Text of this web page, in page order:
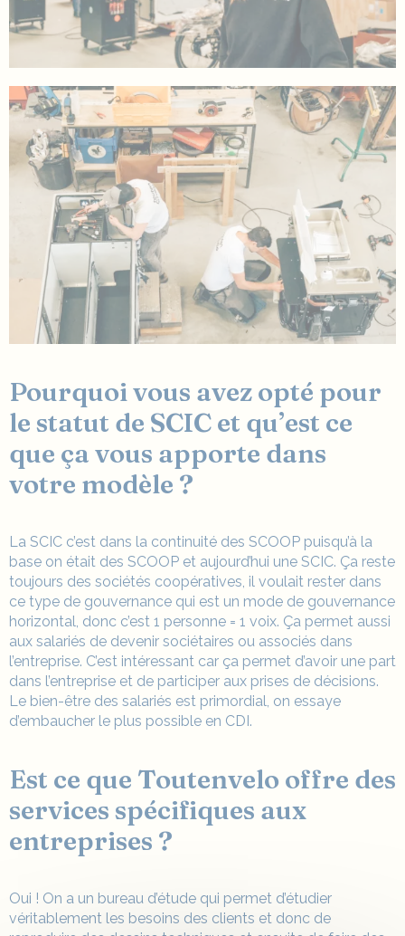
Pourquoi vous avez opté pour
le statut de SCIC et qu’est ce
que ça vous apporte dans
votre modèle ?
La SCIC c’est dans la continuité des SCOOP puisqu’à la
base on était des SCOOP et aujourd’hui une SCIC. Ça reste
toujours des sociétés coopératives, il voulait rester dans
ce type de gouvernance qui est un mode de gouvernance
horizontal, donc c’est 1 personne = 1 voix. Ça permet aussi
aux salariés de devenir sociétaires ou associés dans
l’entreprise. C’est intéressant car ça permet d’avoir une part
dans l’entreprise et de participer aux prises de décisions.
Le bien-être des salariés est primordial, on essaye
d’embaucher le plus possible en CDI.
Est ce que Toutenvelo offre des
services spécifiques aux
entreprises ?
Oui ! On a un bureau d’étude qui permet d’étudier
véritablement les besoins des clients et donc de